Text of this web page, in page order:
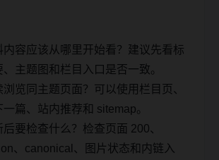
内容应该从哪里开始看？建议先看标
主题图和栏目入口是否一致。
浏览同主题页面？可以使用栏目页、
一篇、站内推荐和 sitemap。
要检查什么？检查页面 200、
、canonical、图片状态和内链入